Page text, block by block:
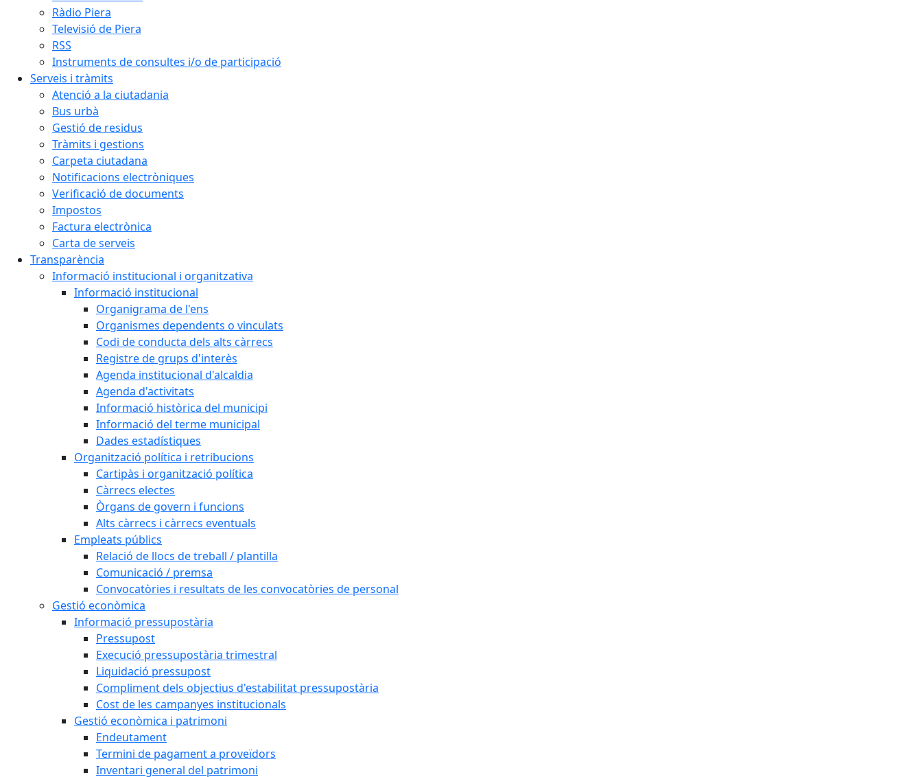
Ràdio Piera
Televisió de Piera
RSS
Instruments de consultes i/o de participació
Serveis i tràmits
Atenció a la ciutadania
Bus urbà
Gestió de residus
Tràmits i gestions
Carpeta ciutadana
Notificacions electròniques
Verificació de documents
Impostos
Factura electrònica
Carta de serveis
Transparència
Informació institucional i organitzativa
Informació institucional
Organigrama de l'ens
Organismes dependents o vinculats
Codi de conducta dels alts càrrecs
Registre de grups d'interès
Agenda institucional d'alcaldia
Agenda d'activitats
Informació històrica del municipi
Informació del terme municipal
Dades estadístiques
Organització política i retribucions
Cartipàs i organització política
Càrrecs electes
Òrgans de govern i funcions
Alts càrrecs i càrrecs eventuals
Empleats públics
Relació de llocs de treball / plantilla
Comunicació / premsa
Convocatòries i resultats de les convocatòries de personal
Gestió econòmica
Informació pressupostària
Pressupost
Execució pressupostària trimestral
Liquidació pressupost
Compliment dels objectius d'estabilitat pressupostària
Cost de les campanyes institucionals
Gestió econòmica i patrimoni
Endeutament
Termini de pagament a proveïdors
Inventari general del patrimoni